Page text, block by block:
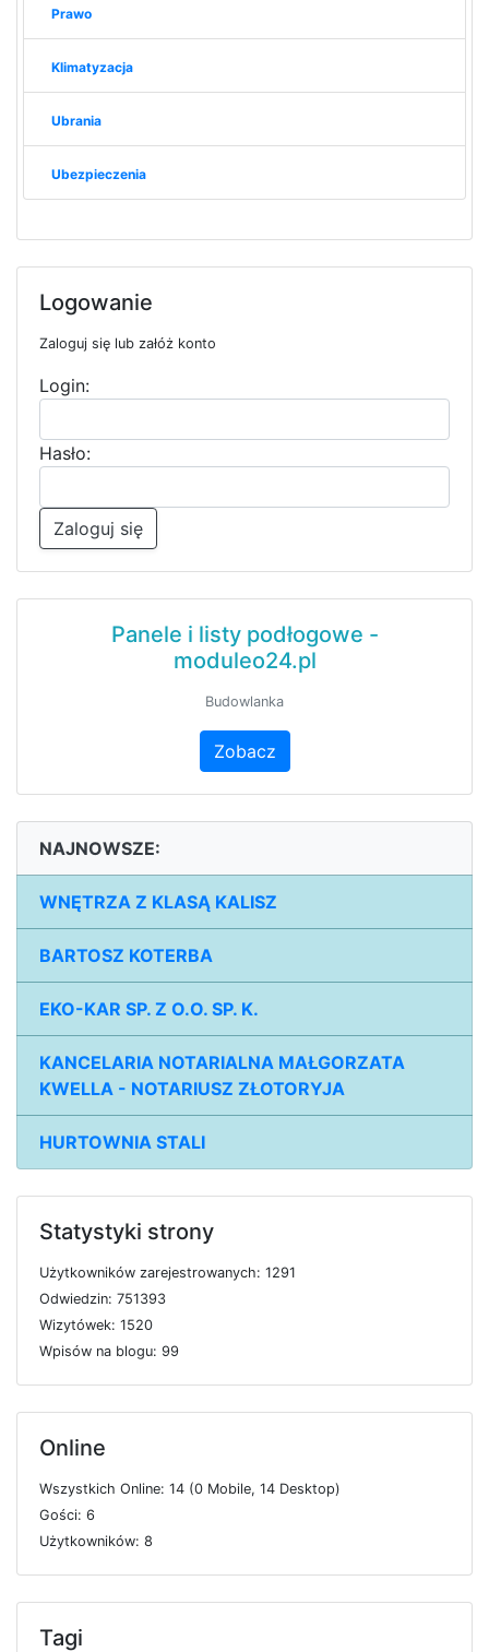
Prawo
Klimatyzacja
Ubrania
Ubezpieczenia
Logowanie
Zaloguj się lub załóż konto
Login:
Hasło:
Zaloguj się
Panele i listy podłogowe -
moduleo24.pl
Budowlanka
Zobacz
NAJNOWSZE:
WNĘTRZA Z KLASĄ KALISZ
BARTOSZ KOTERBA
EKO-KAR SP. Z O.O. SP. K.
KANCELARIA NOTARIALNA MAŁGORZATA
KWELLA - NOTARIUSZ ZŁOTORYJA
HURTOWNIA STALI
Statystyki strony
Użytkowników zarejestrowanych: 1291
Odwiedzin: 751393
Wizytówek: 1520
Wpisów na blogu: 99
Online
Wszystkich Online: 14 (0 Mobile, 14 Desktop)
Gości: 6
Użytkowników: 8
Tagi